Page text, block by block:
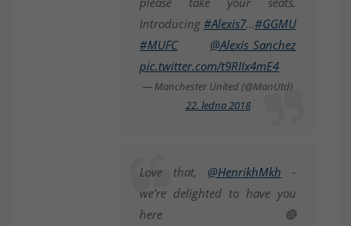
Introducing #Alexis7…#GGMU
#MUFC
@Alexis_Sanchez
pic.twitter.com/t9RIIx4mE4
— Manchester United (@ManUtd)
22. ledna 2018
Love that, @HenrikhMkh -
we're delighted to have you
here 🔴